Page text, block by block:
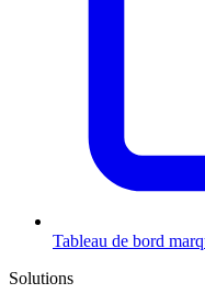
Tableau de bord
Solutions